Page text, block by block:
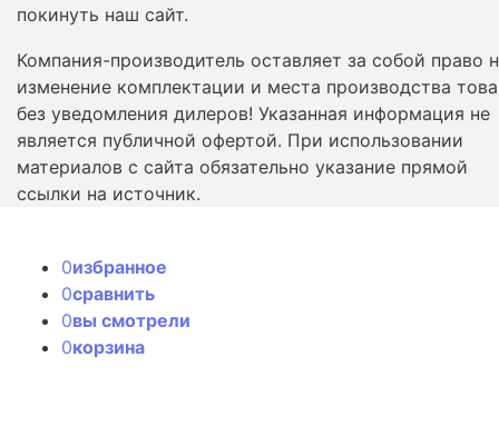
покинуть наш сайт.
Компания-производитель оставляет за собой право
изменение комплектации и места производства
без уведомления дилеров! Указанная информация не
является публичной офертой. При использовании
материалов с сайта обязательно указание прямой
ссылки на источник.
0избранное
0сравнить
0вы смотрели
0корзина